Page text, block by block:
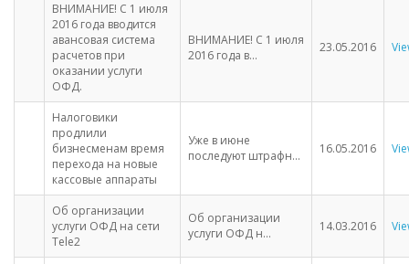
ВНИМАНИЕ! С 1 июля
2016 года вводится
авансовая система
расчетов при
оказании услуги
ОФД.
ВНИМАНИЕ! С 1 июля
2016 года в...
23.05.2016
Налоговики
продлили
бизнесменам время
перехода на новые
кассовые аппараты
Уже в июне
последуют штрафн...
16.05.2016
Об организации
услуги ОФД на сети
Tele2
Об организации
услуги ОФД н...
14.03.2016